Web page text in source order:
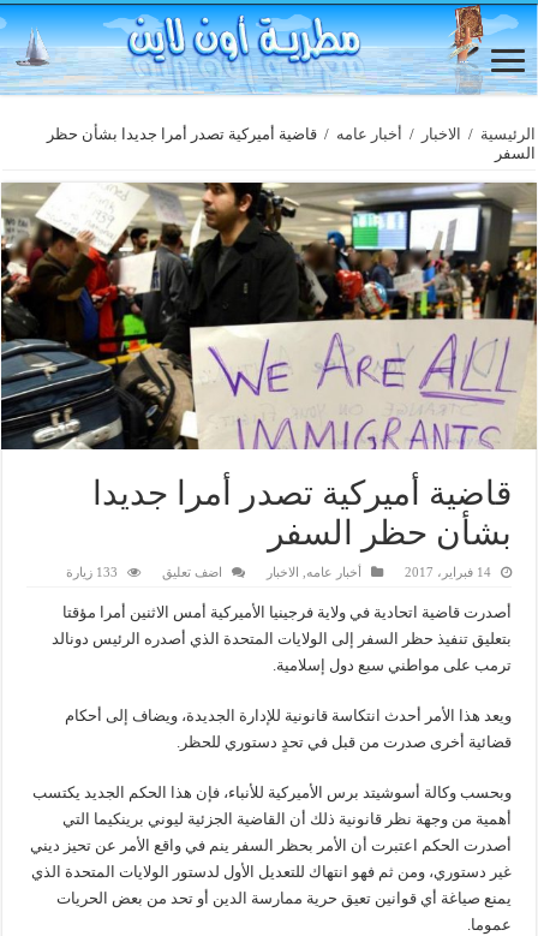
الرئيسية / الاخبار / أخبار عامه / قاضية أميركية تصدر أمرا جديدا بشأن حظر
السفر
قاضية أميركية تصدر أمرا جديدا
بشأن حظر السفر
14 فبراير، 2017 أخبار عامه, الاخبار اضف تعليق 133 زيارة
أصدرت قاضية اتحادية في ولاية فرجينيا الأميركية أمس الاثنين أمرا مؤقتا
بتعليق تنفيذ حظر السفر إلى الولايات المتحدة الذي أصدره الرئيس دونالد
ترمب على مواطني سبع دول إسلامية.
ويعد هذا الأمر أحدث انتكاسة قانونية للإدارة الجديدة، ويضاف إلى أحكام
قضائية أخرى صدرت من قبل في تحدٍ دستوري للحظر.
وبحسب وكالة أسوشيتد برس الأميركية للأنباء، فإن هذا الحكم الجديد يكتسب
أهمية من وجهة نظر قانونية ذلك أن القاضية الجزئية ليوني برينكيما التي
أصدرت الحكم اعتبرت أن الأمر بحظر السفر ينم في واقع الأمر عن تحيز ديني
غير دستوري، ومن ثم فهو انتهاك للتعديل الأول لدستور الولايات المتحدة الذي
يمنع صياغة أي قوانين تعيق حرية ممارسة الدين أو تحد من بعض الحريات
عموما.